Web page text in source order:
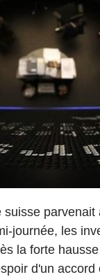
journée, les
la forte
d'un accord